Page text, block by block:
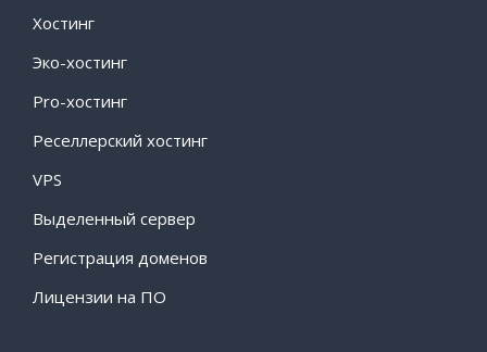
Хостинг
Эко-хостинг
Pro-хостинг
Реселлерский хостинг
VPS
Выделенный сервер
Регистрация доменов
Лицензии на ПО